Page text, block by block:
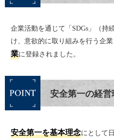
企業活動を通じて「SDGs」（持
け、意欲的に取り組みを行う企業
業に登録されました。
安全第一の経営
安全第一を基本理念にとして